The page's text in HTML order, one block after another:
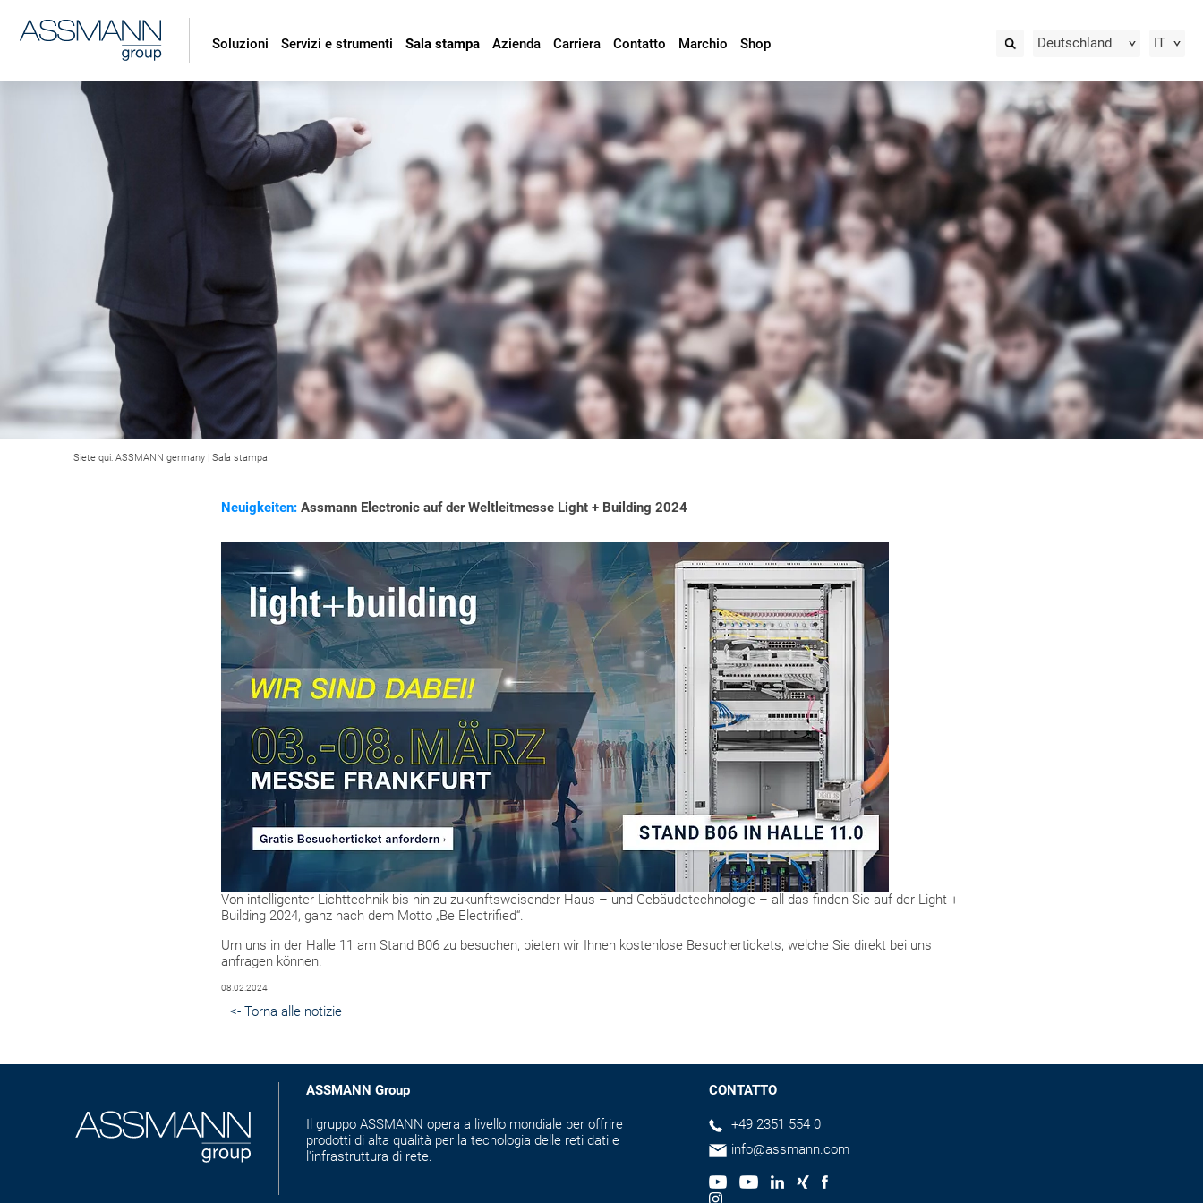
Deutschland IT
Soluzioni Servizi e strumenti Sala stampa Azienda Carriera Contatto Marchio Shop
Siete qui: ASSMANN germany | Sala stampa
Neuigkeiten: Assmann Electronic auf der Weltleitmesse Light + Building 2024
Von intelligenter Lichttechnik bis hin zu zukunftsweisender Haus – und Gebäudetechnologie – all das finden Sie auf der Light +
Building 2024, ganz nach dem Motto „Be Electrified“.
Um uns in der Halle 11 am Stand B06 zu besuchen, bieten wir Ihnen kostenlose Besuchertickets, welche Sie direkt bei uns
anfragen können.
08.02.2024
<- Torna alle notizie
ASSMANN Group
Il gruppo ASSMANN opera a livello mondiale per offrire
prodotti di alta qualità per la tecnologia delle reti dati e
l'infrastruttura di rete.
CONTATTO
+49 2351 554 0
info@assmann.com